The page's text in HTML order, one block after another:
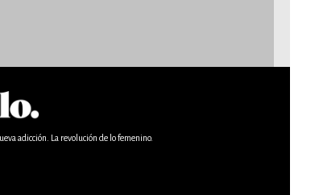
adicción. La revolución de lo femenino.